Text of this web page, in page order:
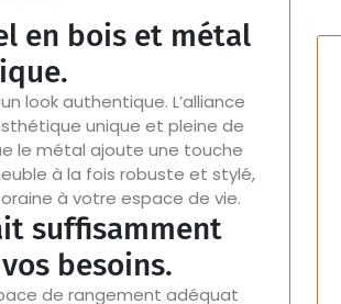
en bois et métal
look authentique. L’alliance
unique et pleine de
le métal ajoute une touche
à la fois robuste et stylé,
à votre espace de vie.
suffisamment
besoins.
de rangement adéquat